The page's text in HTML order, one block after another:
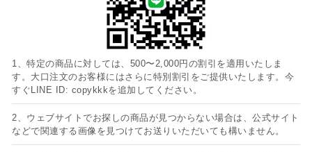
1、特定の商品に対しては、500〜2,000円の割引を適用いたしま
す。大口注文のお客様にはさらに特別割引をご提供いたします。今
すぐLINE ID: copykkkを追加してください。
2、ウェブサイトでお探しの商品が見つからない場合は、公式サイト
などで関連する画像を見つけてお送りいただいても構いません。